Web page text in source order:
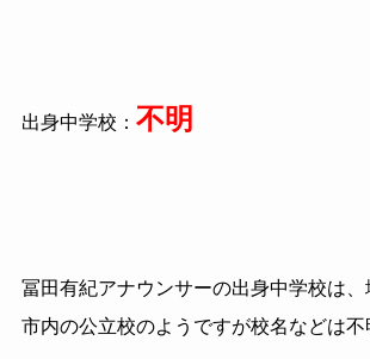
出身中学校： 不明
冨田有紀アナウンサーの出身中学校は
市内の公立校のようですが校名などは不